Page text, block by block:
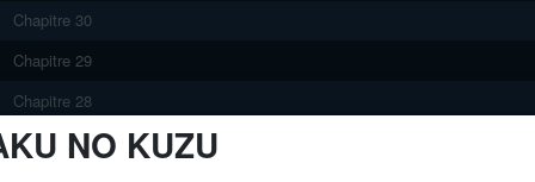
NO KUZU
Chapitre 30
Chapitre 29
Chapitre 28
Chapitre 27